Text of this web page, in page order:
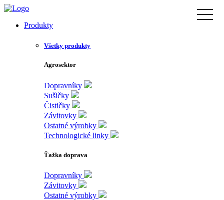
Skip
Produkty
Všetky produkty
Agrosektor
Dopravníky
Sušičky
Čističky
Závitovky
Ostatné výrobky
Technologické linky
Ťažka doprava
Dopravníky
Závitovky
Ostatné výrobky
toggle